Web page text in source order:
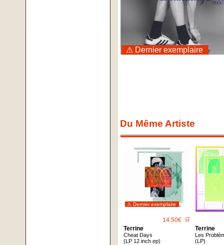
⚠ Dernier exemplaire
Du Même Artiste
⚠ Dernier exemplaire
14.50€ 🛒
Terrine
Cheat Days
(LP 12 inch ep)
Terrine
Les
(LP)